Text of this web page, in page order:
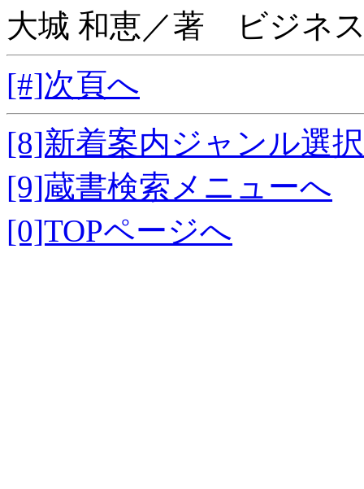
大城 和恵／著 ビジネ
[#]次頁へ
[8]新着案内ジャンル選
[9]蔵書検索メニューへ
[0]TOPページへ